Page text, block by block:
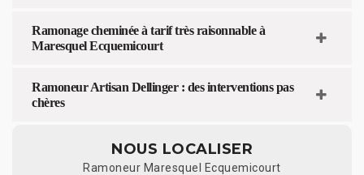
Ramonage cheminée à tarif très raisonnable à
Maresquel Ecquemicourt
Ramoneur Artisan Dellinger : des interventions pas
chères
NOUS LOCALISER
Ramoneur Maresquel Ecquemicourt